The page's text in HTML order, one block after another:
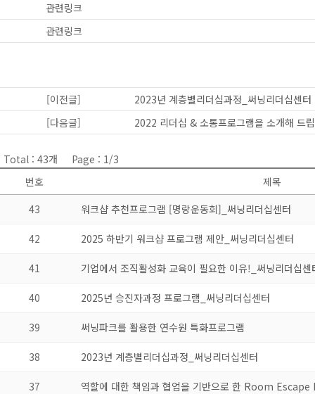
관련링크
관련링크
[이전글]
2023년 계층별리더십과정_써닝리더십센터
[다음글]
2022 리더십 & 소통프로그램을 소개해 드
Total : 43개
Page : 1/3
번호
제목
43
워크샵 추천프로그램 [명랑운동회]_써닝리더십센터
42 2025 하반기 워크샵 프로그램 제안_써닝리더십센터
41 기업에서 조직활성화 교육이 필요한 이유!_써닝리더십센
40 2025년 승진자과정 프로그램_써닝리더십센터
39 써닝파크를 활용한 연수원 특화프로그램
38 2023년 계층별리더십과정_써닝리더십센터
37 역할에 대한 책임과 협업을 기반으로 한 Room